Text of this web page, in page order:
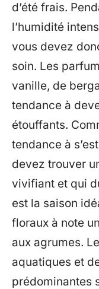
d’été frais.
l’humidité
vous devez
soin. Les
vanille, de
tendance à
étouffants.
tendance à
devez trouver
vivifiant et qui
est la saison
floraux à note
aux agrumes.
aquatiques et
prédominantes